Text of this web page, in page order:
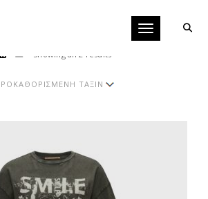
Toggle
Showing all 2 results